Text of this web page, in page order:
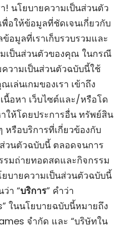
! นโยบายความเป็นส่วนตัว
อให้ข้อมูลที่ชัดเจนเกี่ยวกับ
อมูลที่เราเก็บรวบรวมและ
เป็นส่วนตัวของคุณ ในกรณี
วามเป็นส่วนตัวฉบับนี้ใช้
ล่นเกมของเรา เข้าถึง
อหา เว็บไซต์และ/หรือโด
ให้โดยประการอื่น ทรัพย์สิน
รือบริการที่เกี่ยวข้องกับ
วนตัวฉบับนี้ ตลอดจนการ
รมถ่ายทอดสดและกิจกรรม
บายความเป็นส่วนตัวฉบับนี้
า “บริการ” คำว่า
ในนโยบายฉบับนี้หมายถึง
จำกัด และ “บริษัทใน